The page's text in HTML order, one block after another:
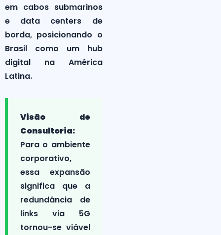
em cabos submarinos
e data centers de
borda, posicionando o
Brasil como um hub
digital na América
Latina.
Visão de
Consultoria:
Para o ambiente
corporativo,
essa expansão
significa que a
redundância de
links via 5G
tornou-se viável